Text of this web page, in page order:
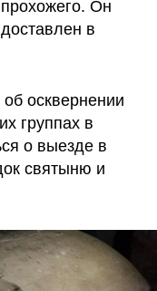
Он
в
об осквернении
группах в
о выезде в
святыню и